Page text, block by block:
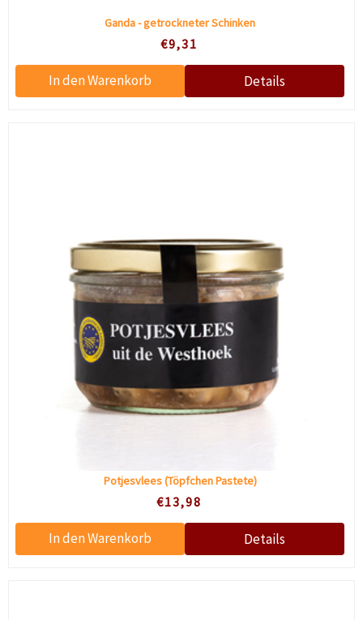
Ganda - getrockneter Schinken
€9,31
Potjesvlees (Töpfchen Pastete)
€13,98